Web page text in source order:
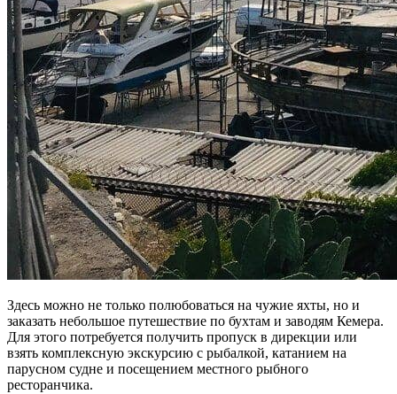
Здесь можно не только полюбоваться на чужие яхты, но и
заказать небольшое путешествие по бухтам и заводям Кемера.
Для этого потребуется получить пропуск в дирекции или
взять комплексную экскурсию с рыбалкой, катанием на
парусном судне и посещением местного рыбного
ресторанчика.